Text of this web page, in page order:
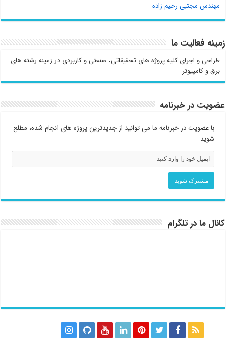
مهندس مجتبی رحیم زاده
زمینه فعالیت ما
طراحی و اجرای کلیه پروژه های تحقیقاتی، صنعتی و کاربردی در زمینه رشته های
برق و کامپیوتر
عضویت در خبرنامه
با عضویت در خبرنامه ما می توانید از جدیدترین پروژه های انجام شده، مطلع
شوید
کانال ما در تلگرام